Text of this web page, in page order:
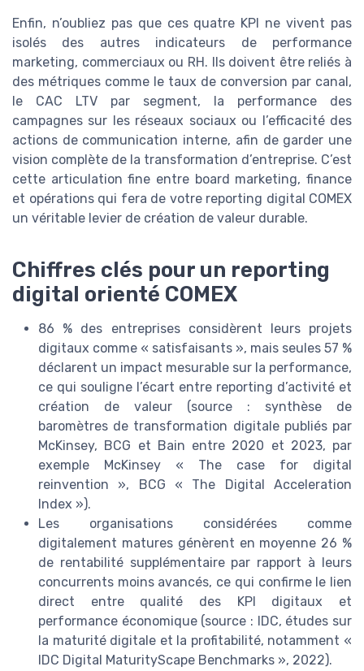
Enfin, n’oubliez pas que ces quatre KPI ne vivent pas
isolés des autres indicateurs de performance
marketing, commerciaux ou RH. Ils doivent être reliés à
des métriques comme le taux de conversion par canal,
le CAC LTV par segment, la performance des
campagnes sur les réseaux sociaux ou l’efficacité des
actions de communication interne, afin de garder une
vision complète de la transformation d’entreprise. C’est
cette articulation fine entre board marketing, finance
et opérations qui fera de votre reporting digital COMEX
un véritable levier de création de valeur durable.
Chiffres clés pour un reporting
digital orienté COMEX
86 % des entreprises considèrent leurs projets
digitaux comme « satisfaisants », mais seules 57 %
déclarent un impact mesurable sur la performance,
ce qui souligne l’écart entre reporting d’activité et
création de valeur (source : synthèse de
baromètres de transformation digitale publiés par
McKinsey, BCG et Bain entre 2020 et 2023, par
exemple McKinsey « The case for digital
reinvention », BCG « The Digital Acceleration
Index »).
Les organisations considérées comme
digitalement matures génèrent en moyenne 26 %
de rentabilité supplémentaire par rapport à leurs
concurrents moins avancés, ce qui confirme le lien
direct entre qualité des KPI digitaux et
performance économique (source : IDC, études sur
la maturité digitale et la profitabilité, notamment «
IDC Digital MaturityScape Benchmarks », 2022).